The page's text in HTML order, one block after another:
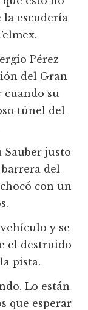
la escudería
Pérez
del Gran
cuando su
túnel del
justo
del
con un
y se
el destruido
pista.
Lo están
que esperar